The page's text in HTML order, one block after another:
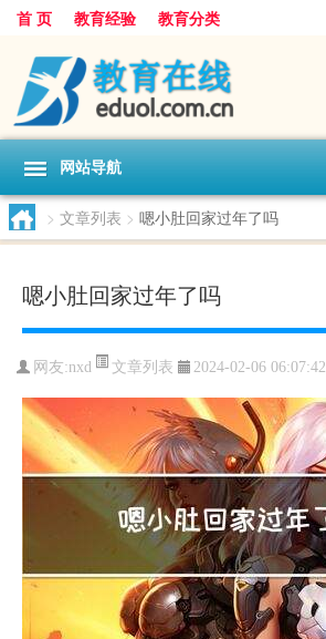
首 页 教育经验 教育分类
网站导航
> 文章列表 > 嗯小肚回家过年了吗
嗯小肚回家过年了吗
网友:nxd 文章列表 2024-02-06 06:07:42